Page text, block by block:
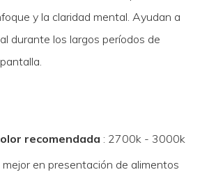
y la claridad mental. Ayudan a
durante los largos períodos de
recomendada : 2700k - 3000k
mejor en presentación de alimentos